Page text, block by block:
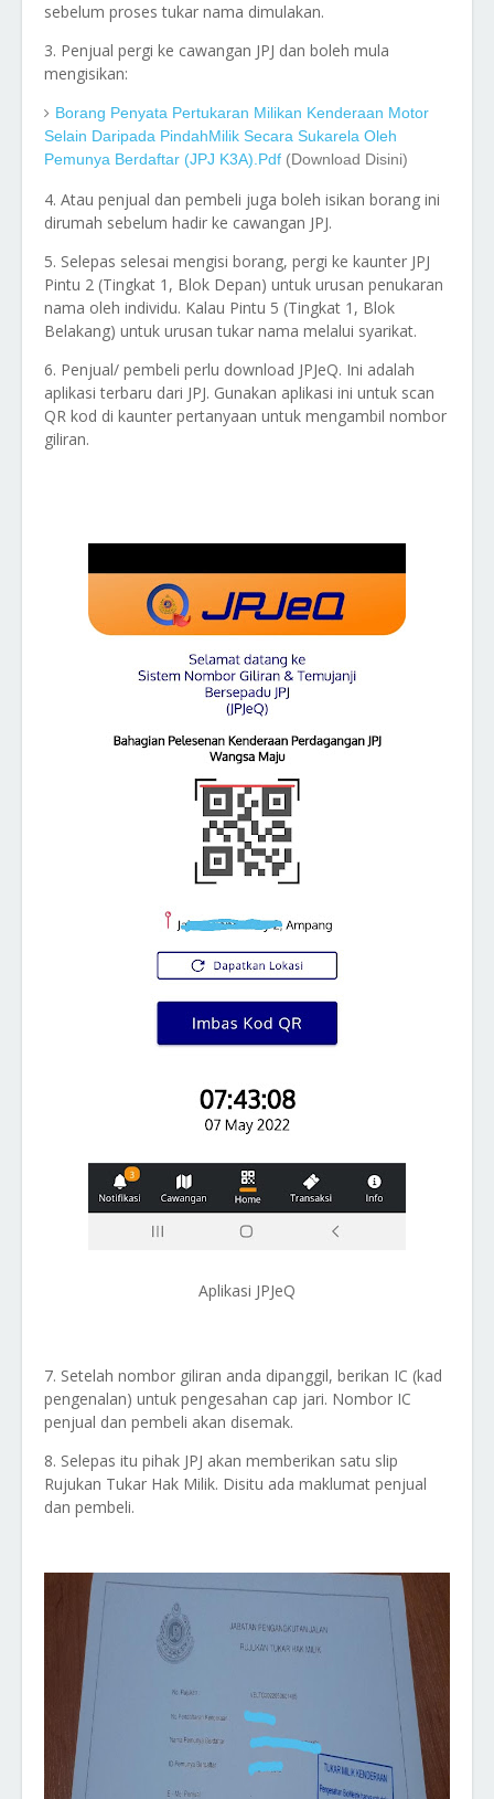
sebelum proses tukar nama dimulakan.
3. Penjual pergi ke cawangan JPJ dan boleh mula
mengisikan:
Borang Penyata Pertukaran Milikan Kenderaan Motor
Selain Daripada PindahMilik Secara Sukarela Oleh
Pemunya Berdaftar (JPJ K3A).pdf (download Disini)
4. Atau penjual dan pembeli juga boleh isikan borang ini
dirumah sebelum hadir ke cawangan JPJ.
5. Selepas selesai mengisi borang, pergi ke kaunter JPJ
Pintu 2 (Tingkat 1, Blok Depan) untuk urusan penukaran
nama oleh individu. Kalau Pintu 5 (Tingkat 1, Blok
Belakang) untuk urusan tukar nama melalui syarikat.
6. Penjual/ pembeli perlu download JPJeQ. Ini adalah
aplikasi terbaru dari JPJ. Gunakan aplikasi ini untuk scan
QR kod di kaunter pertanyaan untuk mengambil nombor
giliran.
Aplikasi JPJeQ
7. Setelah nombor giliran anda dipanggil, berikan IC (kad
pengenalan) untuk pengesahan cap jari. Nombor IC
penjual dan pembeli akan disemak.
8. Selepas itu pihak JPJ akan memberikan satu slip
Rujukan Tukar Hak Milik. Disitu ada maklumat penjual
dan pembeli.